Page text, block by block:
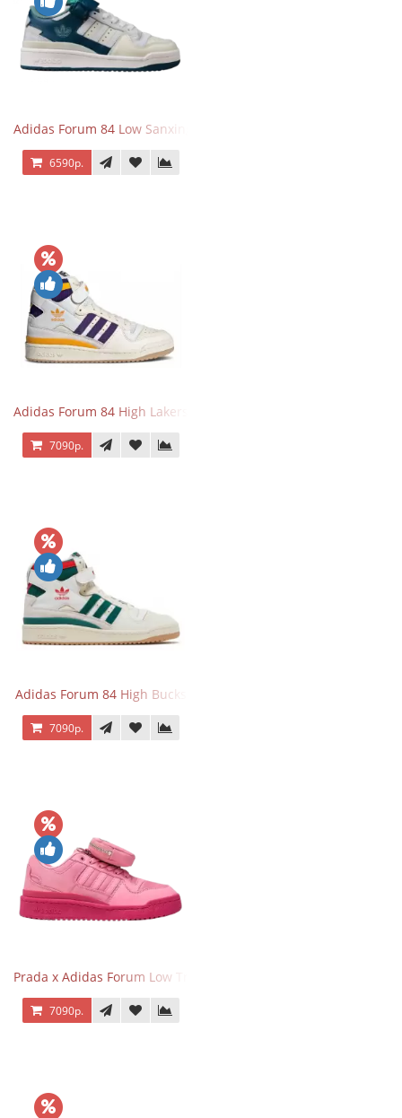
Adidas Forum 84 Low Sanxingdui
6590р.
Adidas Forum 84 High Lakers
7090р.
Adidas Forum 84 High Bucks
7090р.
Prada x Adidas Forum Low Triple Pink
7090р.